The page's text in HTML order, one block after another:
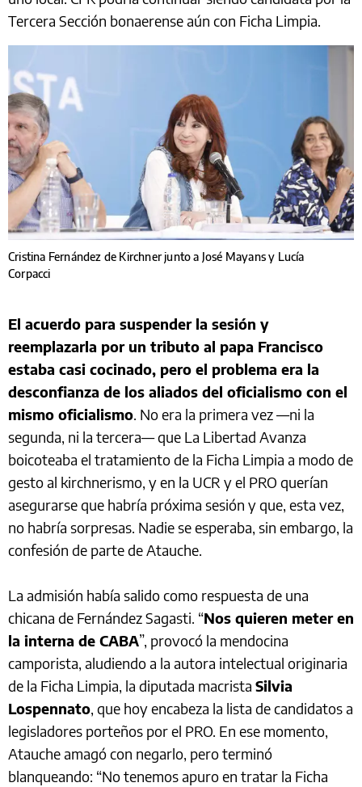
Tercera Sección bonaerense aún con Ficha Limpia.
Cristina Fernández de Kirchner junto a José Mayans y Lucía
Corpacci
El acuerdo para suspender la sesión y
reemplazarla por un tributo al papa Francisco
estaba casi cocinado, pero el problema era la
desconfianza de los aliados del oficialismo con el
mismo oficialismo. No era la primera vez —ni la
segunda, ni la tercera— que La Libertad Avanza
boicoteaba el tratamiento de la Ficha Limpia a modo de
gesto al kirchnerismo, y en la UCR y el PRO querían
asegurarse que habría próxima sesión y que, esta vez,
no habría sorpresas. Nadie se esperaba, sin embargo, la
confesión de parte de Atauche.
La admisión había salido como respuesta de una
chicana de Fernández Sagasti. “Nos quieren meter en
la interna de CABA”, provocó la mendocina
camporista, aludiendo a la autora intelectual originaria
de la Ficha Limpia, la diputada macrista Silvia
Lospennato, que hoy encabeza la lista de candidatos a
legisladores porteños por el PRO. En ese momento,
Atauche amagó con negarlo, pero terminó
blanqueando: “No tenemos apuro en tratar la Ficha